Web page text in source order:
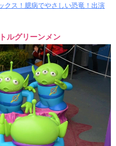
クス！臆病でやさしい恐竜！出演
ルグリーンメン